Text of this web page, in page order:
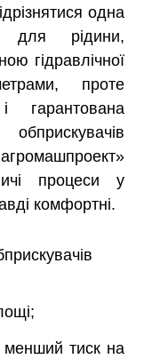
одна
для рідини,
гідравлічної
проте
гарантована
процеси у
комфортні.
менший тиск на